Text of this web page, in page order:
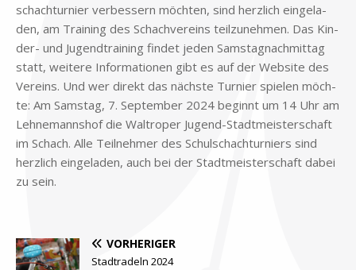
schach­tur­nier ver­bes­sern möch­ten, sind herz­lich ein­ge­la­
den, am Trai­ning des Schach­ver­eins teil­zu­neh­men. Das Kin­
der- und Ju­gend­trai­ning fin­det je­den Sams­tag­nach­mit­tag
statt, wei­te­re In­for­ma­tio­nen gibt es auf der Web­site des
Ver­eins. Und wer di­rekt das näch­ste Tur­nier spie­len möch­
te: Am Sams­tag, 7. Sep­tem­ber 2024 be­ginnt um 14 Uhr am
Leh­ne­manns­hof die Wal­tro­per Ju­gend-Stadt­mei­ster­schaft
im Schach. Alle Teil­neh­mer des Schul­schach­tur­niers sind
herz­lich ein­ge­la­den, auch bei der Stadt­mei­ster­schaft da­bei
zu sein.
VORHERIGER
Stadtradeln 2024